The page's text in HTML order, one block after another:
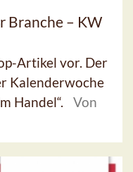
Branche – KW
Artikel vor. Der
Kalenderwoche
Handel“.
Von